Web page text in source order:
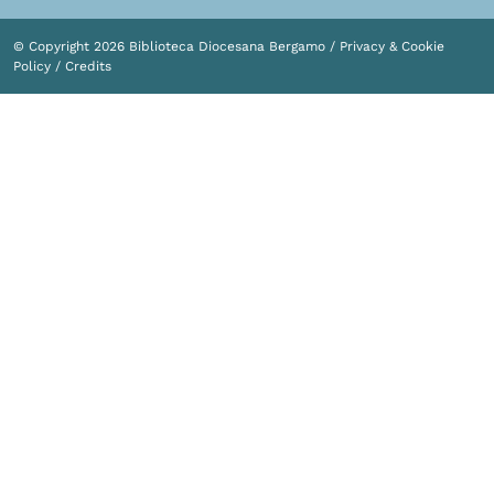
© Copyright 2026 Biblioteca Diocesana Bergamo / Privacy & Cookie
Policy / Credits